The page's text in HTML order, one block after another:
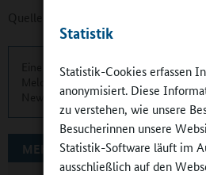
Statistik
Statistik-Cookies erfassen
anonymisiert. Diese
zu verstehen, wie unsere
Besucherinnen unsere
Statistik-Software läuft im
ausschließlich auf den
Quelle:
Eine übersichtliche Kurzinformation
Meldungen und Termine finden Sie
Newsletter.Hier können Sie sich
MEHR ZUM THEMA AUF